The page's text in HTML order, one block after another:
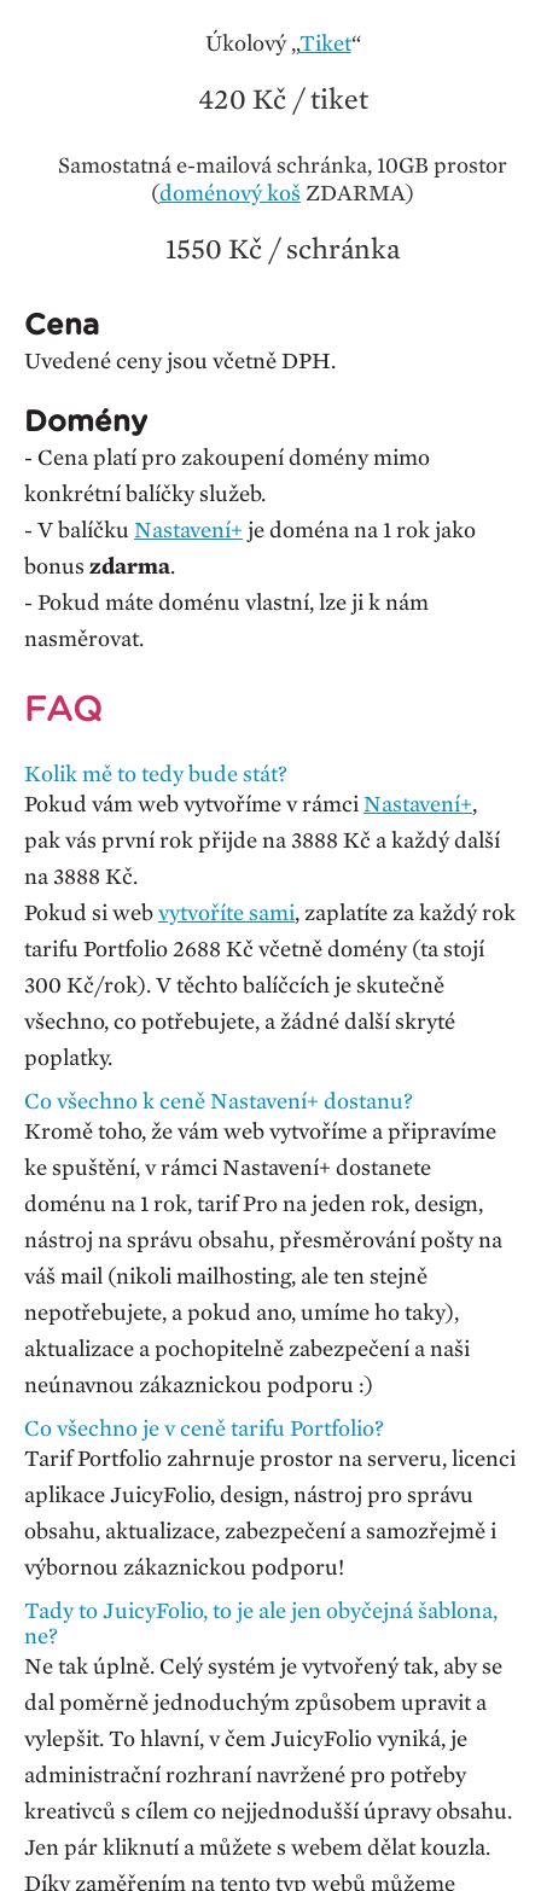
Úkolový „Tiket“
420 Kč / tiket
Samostatná e-mailová schránka, 10GB prostor
(doménový koš ZDARMA)
1550 Kč / schránka
Cena
Uvedené ceny jsou včetně DPH.
Domény
- Cena platí pro zakoupení domény mimo
konkrétní balíčky služeb.
- V balíčku Nastavení+ je doména na 1 rok jako
bonus zdarma.
- Pokud máte doménu vlastní, lze ji k nám
nasměrovat.
FAQ
Kolik mě to tedy bude stát?
Pokud vám web vytvoříme v rámci Nastavení+,
pak vás první rok přijde na 3888 Kč a každý další
na 3888 Kč.
Pokud si webvytvoříte sami, zaplatíte za každý rok
tarifu Portfolio 2688 Kč včetně domény (ta stojí
300 Kč/rok). V těchto balíčcích je skutečně
všechno, co potřebujete, a žádné další skryté
poplatky.
Co všechno k ceně Nastavení+ dostanu?
Kromě toho, že vám web vytvoříme a připravíme
ke spuštění, v rámci Nastavení+ dostanete
doménu na 1 rok, tarif Pro na jeden rok, design,
nástroj na správu obsahu, přesměrování pošty na
váš mail (nikoli mailhosting, ale ten stejně
nepotřebujete, a pokud ano, umíme ho taky),
aktualizace a pochopitelně zabezpečení a naši
neúnavnou zákaznickou podporu :)
Co všechno je v ceně tarifu Portfolio?
Tarif Portfolio zahrnuje prostor na serveru, licenci
aplikace JuicyFolio, design, nástroj pro správu
obsahu, aktualizace, zabezpečení a samozřejmě i
výbornou zákaznickou podporu!
Tady to JuicyFolio, to je ale jen obyčejná šablona,
ne?
Ne tak úplně. Celý systém je vytvořený tak, aby se
dal poměrně jednoduchým způsobem upravit a
vylepšit. To hlavní, v čem JuicyFolio vyniká, je
administrační rozhraní navržené pro potřeby
kreativců s cílem co nejjednodušší úpravy obsahu.
Jen pár kliknutí a můžete s webem dělat kouzla.
Díky zaměřením na tento typ webů můžeme